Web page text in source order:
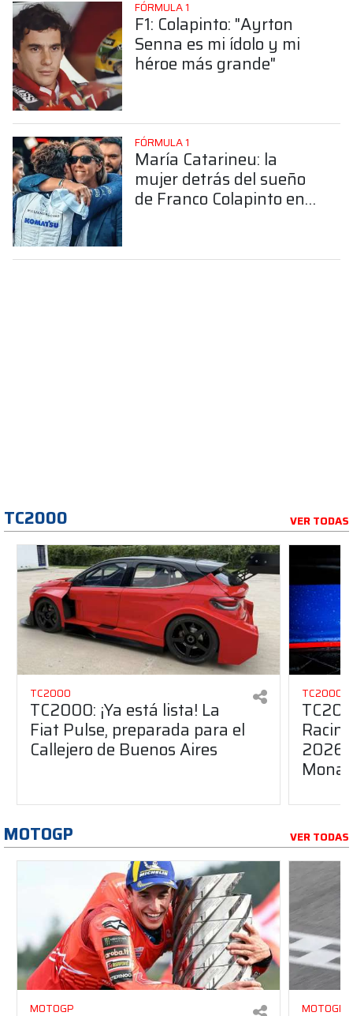
FÓRMULA 1
F1: Colapinto: "Ayrton
Senna es mi ídolo y mi
héroe más grande"
FÓRMULA 1
María Catarineu: la
mujer detrás del sueño
de Franco Colapinto en
TC2000 VER TODAS
TC2000
TC2000: ¡Ya está lista! La
Fiat Pulse, preparada para el
Callejero de Buenos Aires
TC2000
2026
MOTOGP VER TODAS
MOTOGP MOTOGP